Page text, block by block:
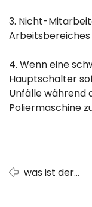
3. Nicht-
4. Wenn eine
Hauptschalter
Unfälle während
Poliermaschine
was ist der